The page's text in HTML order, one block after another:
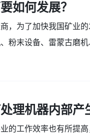
如何发展？
，为了加快我国矿业
粉末设备、雷蒙古磨
理机器内部产
的工作效率也有所提